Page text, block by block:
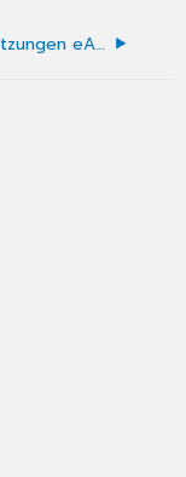
Voraussetzungen eArztbrief